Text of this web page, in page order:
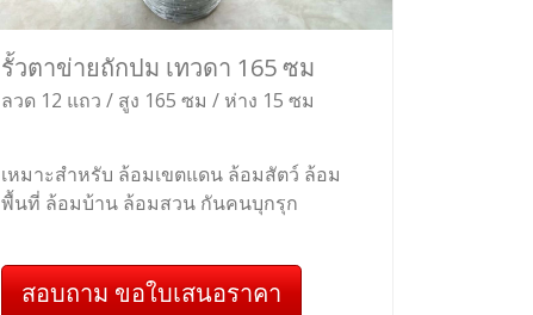
รั้วตาข่ายถักปม เทวดา 165 ซม
ลวด 12 แถว / สูง 165 ซม / ห่าง 15 ซม
เหมาะสำหรับ ล้อมเขตแดน ล้อมสัตว์ ล้อม
พื้นที่ ล้อมบ้าน ล้อมสวน กันคนบุกรุก
สอบถาม ขอใบเสนอราคา